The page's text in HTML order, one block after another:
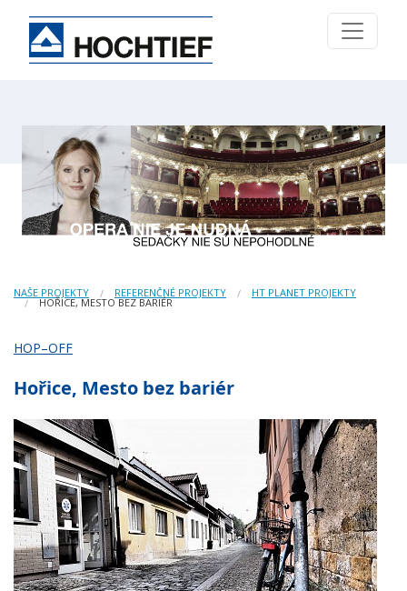
NAŠE PROJEKTY REFERENČNÉ PROJEKTY HT PLANET PROJEKTY
HOŘICE, MESTO BEZ BARIÉR
HOP–OFF
Hořice, Mesto bez bariér